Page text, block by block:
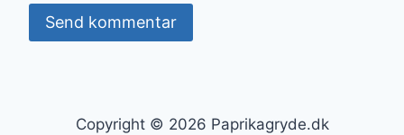
Copyright © 2026 Paprikagryde.dk